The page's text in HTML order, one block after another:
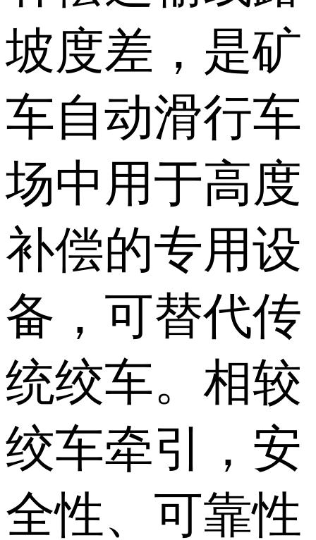
坡度差，是矿
车自动滑行车
场中用于高度
补偿的专用设
备，可替代传
统绞车。相较
绞车牵引，安
全性、可靠性